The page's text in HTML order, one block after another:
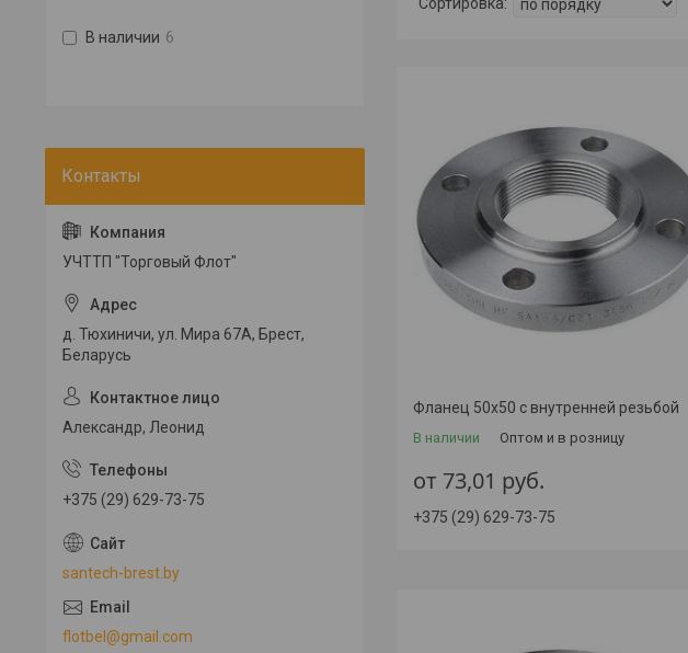
Фланец 50х50 с внутренней резьбой
В наличии Оптом и в розницу
от 73,01 руб.
+375 (29) 629-73-75
В наличии 6
УЧТТП "Торговый Флот"
д. Тюхиничи, ул. Мира 67А, Брест,
Беларусь
Александр, Леонид
+375 (29) 629-73-75
santech-brest.by
flotbel@gmail.com